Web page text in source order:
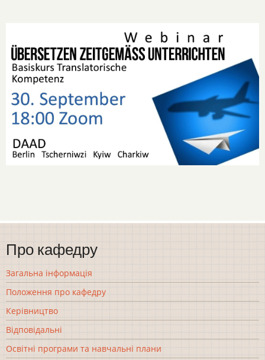
Про кафедру
Загальна інформація
Положення про кафедру
Керівництво
Відповідальні
Освітні програми та навчальні плани